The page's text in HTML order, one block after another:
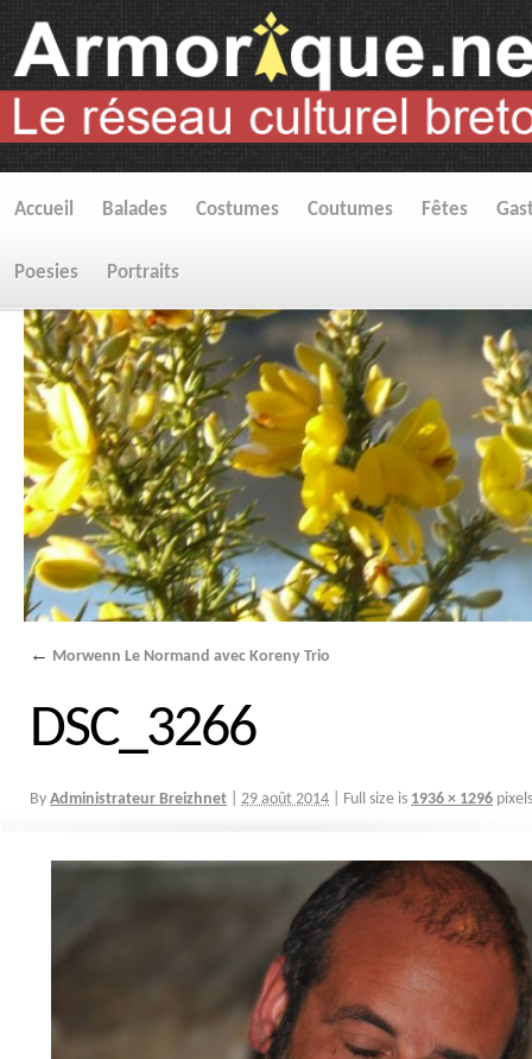
Accueil Balades Costumes Coutumes Fêtes
Poesies Portraits
← Morwenn Le Normand avec Koreny Trio
DSC_3266
By Administrateur Breizhnet 29 août 2014 Full size is 1936 × 1296 pixels